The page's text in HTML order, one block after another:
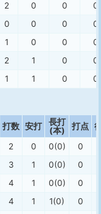
2 0 0
0
0 0 0
0
1 0 0
0
2 1 0
0
1 1 0 0
打数 安打
長打
(本)
打点
2 0 0(0) 0
3 1 0(0) 0
4 1 0(0) 0
4 1 1(0) 0